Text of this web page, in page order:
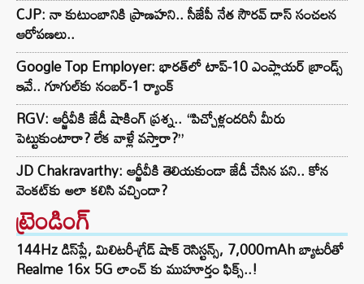
CJP: నా కుటుంబానికి ప్రాణహని.. సీజేపీ నేత సౌరవ్ దాస్ సంచలన
ఆరోపణలు..
Google Top Employer: భారత్‌లో టాప్-10 ఎంప్లాయర్ బ్రాండ్స్
ఇవే.. గూగుల్‌కు నంబర్-1 ర్యాంక్
RGV: ఆర్జీవీకి జేడీ షాకింగ్ ప్రశ్న.. “పిచ్చోళ్లందరినీ మీరు
పెట్టుకుంటారా? లేక వాళ్లే వస్తారా?”
JD Chakravarthy: ఆర్జీవీకి తెలియకుండా జేడీ చేసిన పని.. కోన
వెంకట్‌కు అలా కలిసి వచ్చిందా?
ట్రెండింగ్‌
144Hz డిస్‌ప్లే, మిలిటరీ-గ్రేడ్ షాక్ రెసిస్టన్స్, 7,000mAh బ్యాటరీతో
Realme 16x 5G లాంచ్ కు ముహూర్తం ఫిక్స్..!